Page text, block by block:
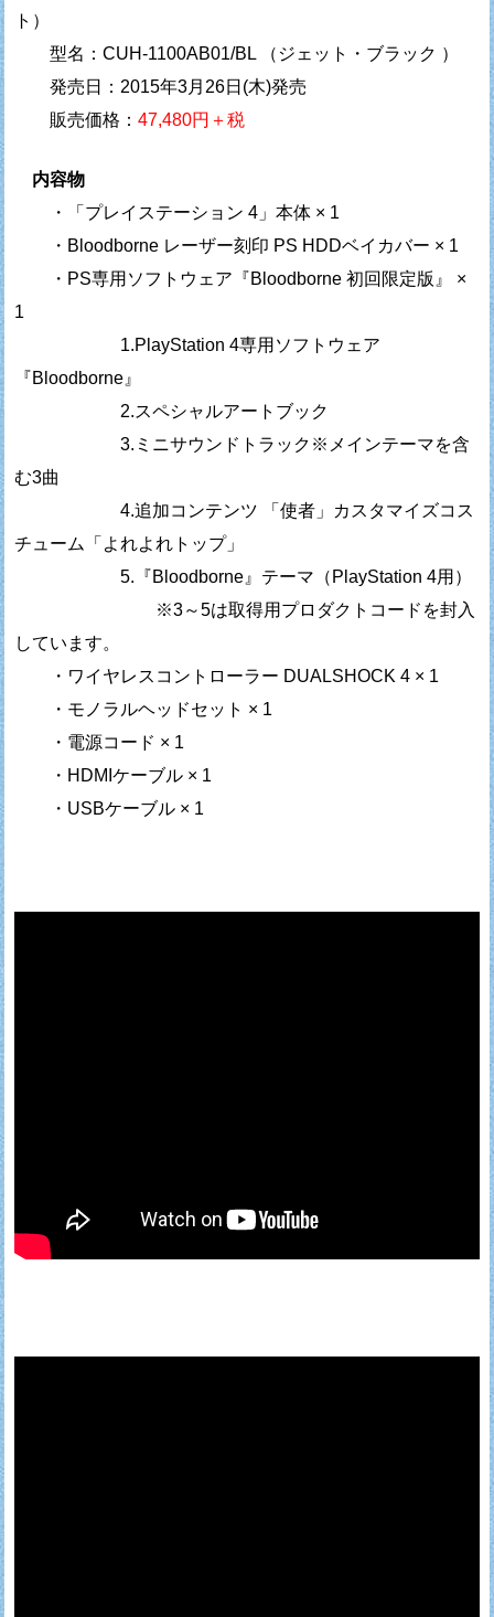
ト）
型名：CUH-1100AB01/BL （ジェット・ブラック ）
発売日：2015年3月26日(木)発売
販売価格：47,480円＋税
内容物
・「プレイステーション 4」本体 × 1
・Bloodborne レーザー刻印 PS HDDベイカバー × 1
・PS専用ソフトウェア『Bloodborne 初回限定版』 ×
1
1.PlayStation 4専用ソフトウェア
『Bloodborne』
2.スペシャルアートブック
3.ミニサウンドトラック※メインテーマを含
む3曲
4.追加コンテンツ 「使者」カスタマイズコス
チューム「よれよれトップ」
5.『Bloodborne』テーマ（PlayStation 4用）
※3～5は取得用プロダクトコードを封入
しています。
・ワイヤレスコントローラー DUALSHOCK 4 × 1
・モノラルヘッドセット × 1
・電源コード × 1
・HDMIケーブル × 1
・USBケーブル × 1